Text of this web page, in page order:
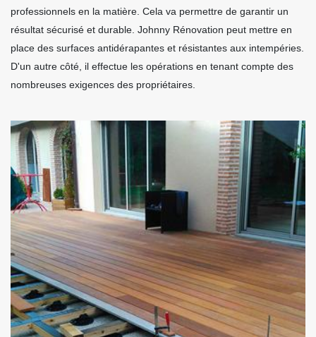
professionnels en la matière. Cela va permettre de garantir un
résultat sécurisé et durable. Johnny Rénovation peut mettre en
place des surfaces antidérapantes et résistantes aux intempéries.
D'un autre côté, il effectue les opérations en tenant compte des
nombreuses exigences des propriétaires.